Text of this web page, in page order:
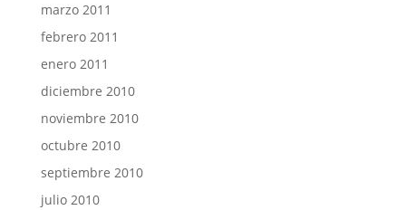
marzo 2011
febrero 2011
enero 2011
diciembre 2010
noviembre 2010
octubre 2010
septiembre 2010
julio 2010